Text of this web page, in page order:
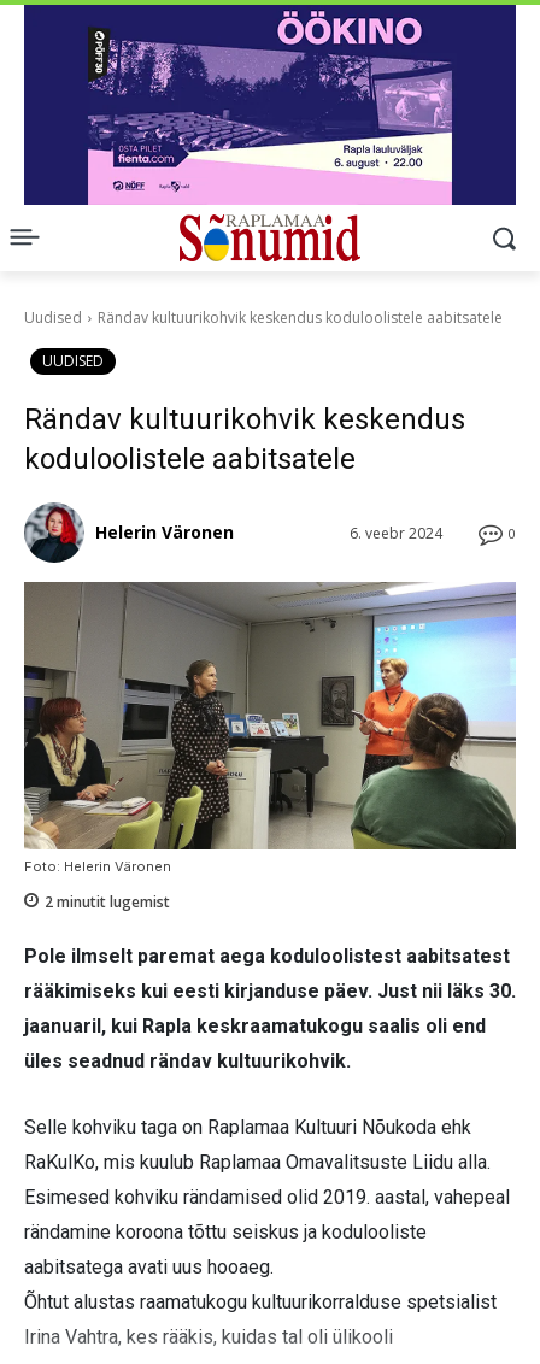
Uudised Rändav kultuurikohvik keskendus koduloolistele aabitsatele
UUDISED
Rändav kultuurikohvik keskendus
koduloolistele aabitsatele
0
6. veebr 2024
Helerin Väronen
Foto: Helerin Väronen
2minutit lugemist
Pole ilmselt paremat aega koduloolistest aabitsatest
rääkimiseks kui eesti kirjanduse päev. Just nii läks 30.
jaanuaril, kui Rapla keskraamatukogu saalis oli end
üles seadnud rändav kultuurikohvik.
Selle kohviku taga on Raplamaa Kultuuri Nõukoda ehk
RaKulKo, mis kuulub Raplamaa Omavalitsuste Liidu alla.
Esimesed kohviku rändamised olid 2019. aastal, vahepeal
rändamine koroona tõttu seiskus ja kodulooliste
aabitsatega avati uus hooaeg.
Õhtut alustas raamatukogu kultuurikorralduse spetsialist
Irina Vahtra, kes rääkis, kuidas tal oli ülikooli